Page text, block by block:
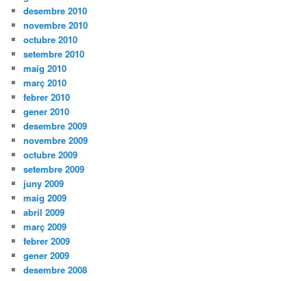
desembre 2010
novembre 2010
octubre 2010
setembre 2010
maig 2010
març 2010
febrer 2010
gener 2010
desembre 2009
novembre 2009
octubre 2009
setembre 2009
juny 2009
maig 2009
abril 2009
març 2009
febrer 2009
gener 2009
desembre 2008